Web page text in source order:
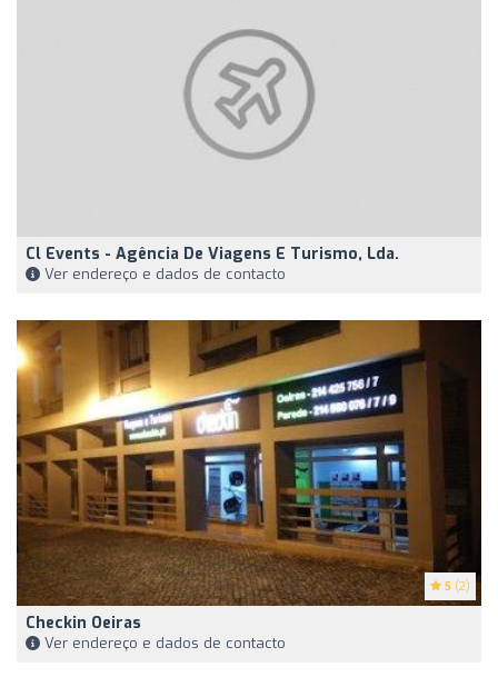
Cl Events - Agência De Viagens E Turismo, Lda.
Ver endereço e dados de contacto
5 (2)
Checkin Oeiras
Ver endereço e dados de contacto